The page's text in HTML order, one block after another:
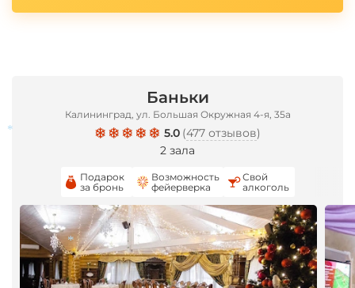
Баньки
Калининград, ул. Большая Окружная 4-я, 35а
5.0 (477 отзывов)
2 зала
Подарок
за бронь
Возможность
фейерверка
Свой
алкоголь
*